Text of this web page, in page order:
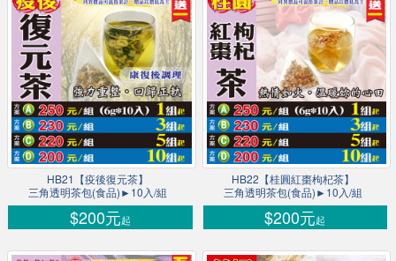
HB21【疫後復元茶】
三角透明茶包(食品)►10入/組
$200元起
HB22【桂圓紅棗枸杞茶】
三角透明茶包(食品)►10入/組
$200元起